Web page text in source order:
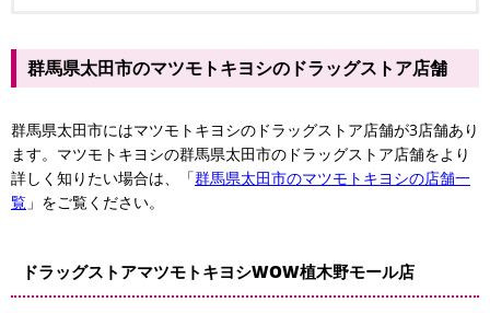
群馬県太田市のマツモトキヨシのドラッグストア店舗
群馬県太田市にはマツモトキヨシのドラッグストア店舗が3店舗あり
ます。マツモトキヨシの群馬県太田市のドラッグストア店舗をより
詳しく知りたい場合は、「群馬県太田市のマツモトキヨシの店舗一
覧 」をご覧ください。
ドラッグストアマツモトキヨシWOW植木野モール店